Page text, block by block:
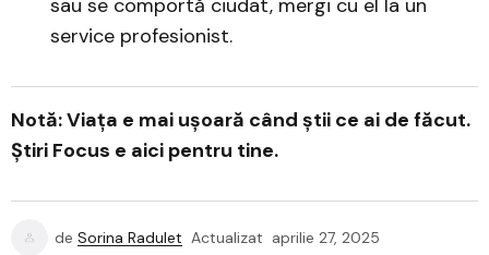
sau se comportă ciudat, mergi cu el la un
service profesionist.
Notă: Viața e mai ușoară când știi ce ai de făcut.
Știri Focus e aici pentru tine.
de Sorina Radulet Actualizat aprilie 27, 2025